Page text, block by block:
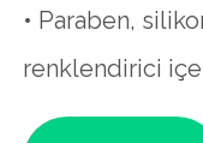
• Paraben,
renklendirici